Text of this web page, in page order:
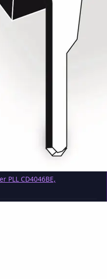
PLL CD4046BE,